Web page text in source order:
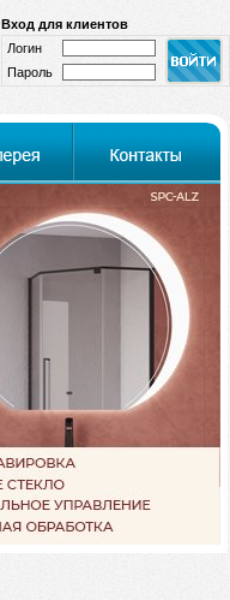
Вход для клиентов
Логин
Пароль